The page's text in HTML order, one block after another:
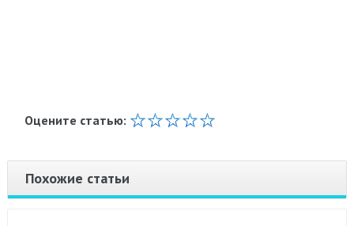
Оцените статью:
Похожие статьи